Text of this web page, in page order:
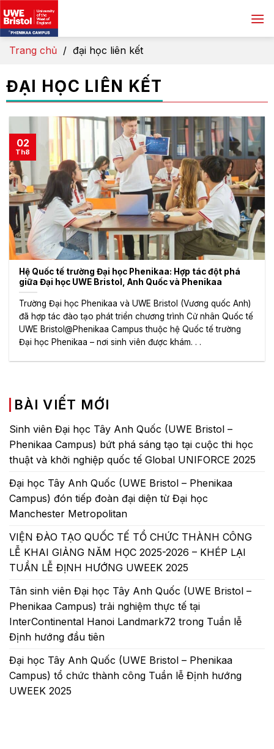
Skip
to
content
Trang chủ / đại học liên kết
ĐẠI HỌC LIÊN KẾT
Hệ Quốc tế trường Đại học Phenikaa: Hợp tác đột phá
giữa Đại học UWE Bristol, Anh Quốc và Phenikaa
Trường Đại học Phenikaa và UWE Bristol (Vương quốc Anh)
đã hợp tác đào tạo phát triển chương trình Cử nhân Quốc tế
UWE Bristol@Phenikaa Campus thuộc hệ Quốc tế trường
Đại học Phenikaa – nơi sinh viên được khám. . .
02
Th8
BÀI VIẾT MỚI
Sinh viên Đại học Tây Anh Quốc (UWE Bristol –
Phenikaa Campus) bứt phá sáng tạo tại cuộc thi học
thuật và khởi nghiệp quốc tế Global UNIFORCE 2025
Đại học Tây Anh Quốc (UWE Bristol – Phenikaa
Campus) đón tiếp đoàn đại diện từ Đại học
Manchester Metropolitan
VIỆN ĐÀO TẠO QUỐC TẾ TỔ CHỨC THÀNH CÔNG
LỄ KHAI GIẢNG NĂM HỌC 2025-2026 – KHÉP LẠI
TUẦN LỄ ĐỊNH HƯỚNG UWEEK 2025
Tân sinh viên Đại học Tây Anh Quốc (UWE Bristol –
Phenikaa Campus) trải nghiệm thực tế tại
InterContinental Hanoi Landmark72 trong Tuần lễ
Định hướng đầu tiên
Đại học Tây Anh Quốc (UWE Bristol – Phenikaa
Campus) tổ chức thành công Tuần lễ Định hướng
UWEEK 2025